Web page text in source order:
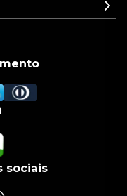
sociais